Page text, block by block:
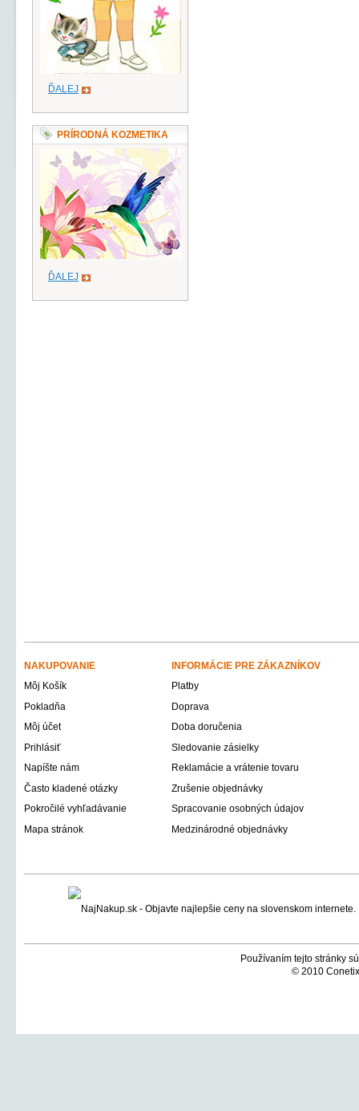
ĎALEJ
PRÍRODNÁ KOZMETIKA
ĎALEJ
NAKUPOVANIE
INFORMÁCIE PRE ZÁKAZNÍKOV
Môj Košík
Platby
Pokladňa
Doprava
Môj účet
Doba doručenia
Prihlásiť
Sledovanie zásielky
Napíšte nám
Reklamácie a vrátenie tovaru
Často kladené otázky
Zrušenie objednávky
Pokročilé vyhľadávanie
Spracovanie osobných údajov
Mapa stránok
Medzinárodné objednávky
Používaním tejto stránky
© 2010